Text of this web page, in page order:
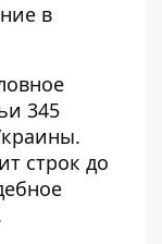
в
345
строк до